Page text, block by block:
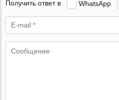
Получить ответ в WhatsApp